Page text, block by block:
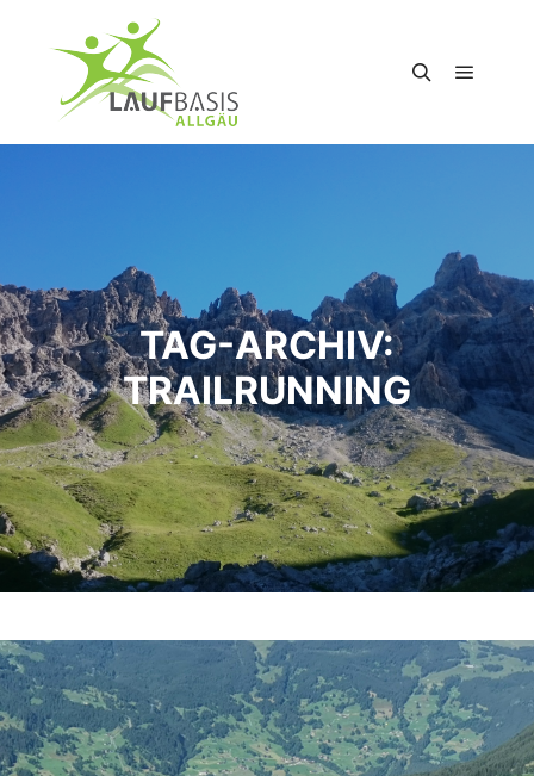
TAG-ARCHIV:
TRAILRUNNING